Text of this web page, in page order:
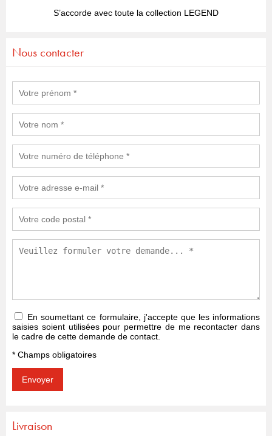
S’accorde avec toute la collection LEGEND
Nous contacter
En soumettant ce formulaire, j'accepte que les informations
saisies soient utilisées pour permettre de me recontacter dans
le cadre de cette demande de contact.
* Champs obligatoires
Livraison